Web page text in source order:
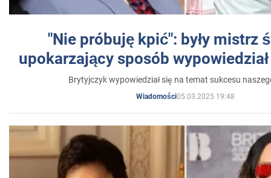
"Nie próbuję kpić": były mistrz
upokarzający sposób
Brytyjczyk wypowiedział się na temat sukcesu
Wiadomości05.03.2025 19:48